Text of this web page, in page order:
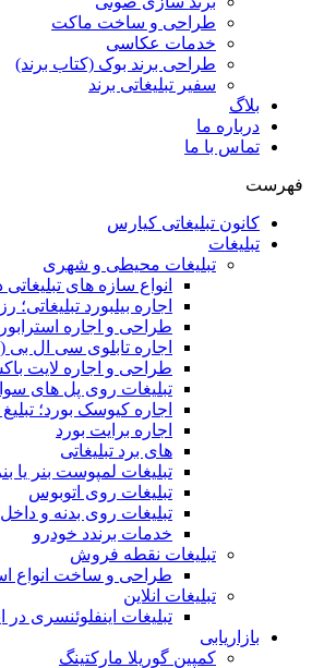
طراحی و ساخت ماکت
خدمات عکاسی
طراحی برند بوک (کتاب برند)
سفیر تبلیغاتی برند
بلاگ
درباره ما
تماس با ما
فهرست
کانون تبلیغاتی کیارس
تبلیغات
تبلیغات محیطی و شهری
انواع سازه‌ های
اجاره بیلبورد
طراحی و اجاره
اجاره تابلوی سی ال بی (CLB)
طراحی و اجاره لایت
تبلیغات روی پل های
اجاره کیوسک بورد؛
اجاره برایت بورد
های برد تبلیغاتی
تبلیغات لمپوست بنر یا
تبلیغات روی اتوبوس
تبلیغات روی بدنه و
خدمات برندد خودرو
تبلیغات نقطه فروش
طراحی و ساخت انواع
تبلیغات انلاین
تبلیغات اینفلوئنسری در
بازاریابی
کمپین گوریلا مارکتینگ